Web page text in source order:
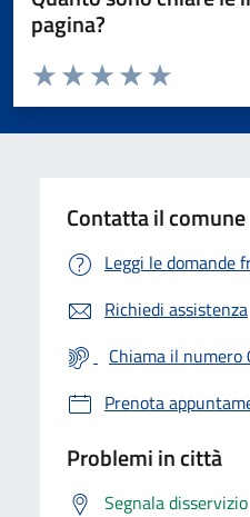
pagina?
Valuta da 1 a 5 stelle la pagina
Valuta 5
Valuta 4 stelle
Valuta 3 stelle su 5
Valuta 2 stelle su 5
Valuta 1 stelle su 5
Contatta il comune
Leggi le domande
Richiedi assistenza
Chiama il
Prenota
Problemi in città
Segnala disservizio